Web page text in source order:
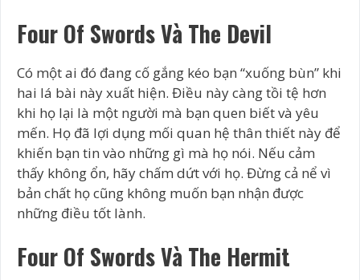
Four Of Swords Và The Devil
Có một ai đó đang cố gắng kéo bạn “xuống bùn” khi
hai lá bài này xuất hiện. Điều này càng tồi tệ hơn
khi họ lại là một người mà bạn quen biết và yêu
mến. Họ đã lợi dụng mối quan hệ thân thiết này để
khiến bạn tin vào những gì mà họ nói. Nếu cảm
thấy không ổn, hãy chấm dứt với họ. Đừng cả nể vì
bản chất họ cũng không muốn bạn nhận được
những điều tốt lành.
Four Of Swords Và The Hermit